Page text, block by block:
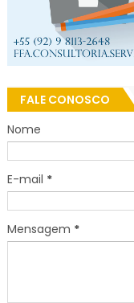
FALE CONOSCO
Nome
E-mail *
Mensagem *